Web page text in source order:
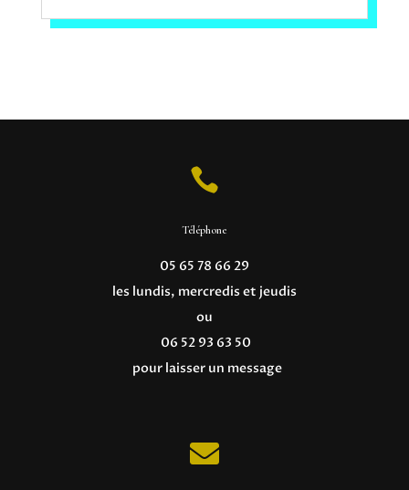

Téléphone
05 65 78 66 29
les lundis, mercredis et jeudis
ou
06 52 93 63 50
pour laisser un message
